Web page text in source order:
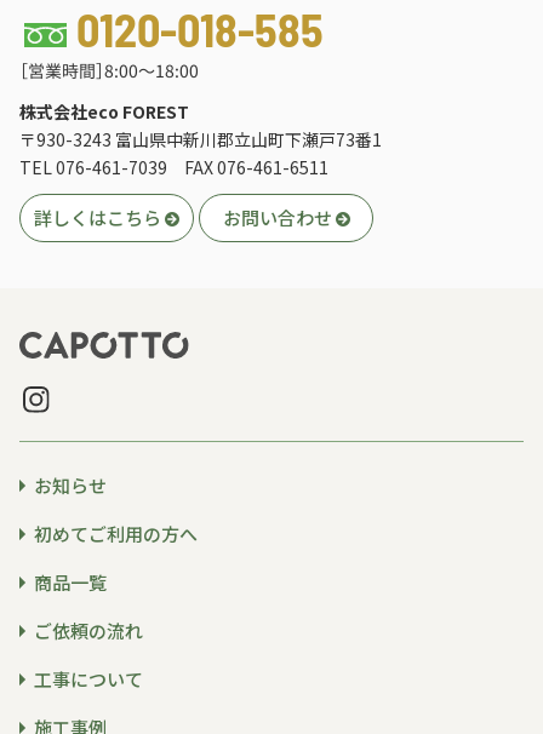
0120-018-585
［営業時間］8:00〜18:00
株式会社eco FOREST
〒930-3243 富山県中新川郡立山町下瀬戸73番1
TEL 076-461-7039 FAX 076-461-6511
詳しくはこちら お問い合わせ
お知らせ
初めてご利用の方へ
商品一覧
ご依頼の流れ
工事について
施工事例